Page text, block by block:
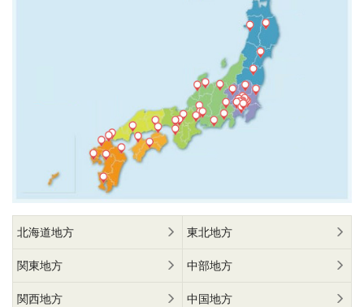
北海道地方 東北地方
関東地方 中部地方
関西地方 中国地方